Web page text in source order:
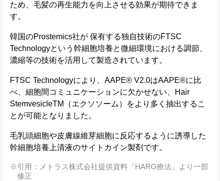
ため、毛髪の再生能力を向上させる効果が期待できま
す。
韓国のProstemics社が 保有する独自技術のFTSC
Technologyという幹細胞培養と微細環境における調節、
濃縮等の技術を活用して製造されています。
FTSC Technologyにより、AAPE® V2.0はAAPE®に比
べ、細胞間コミュニケーションに欠かせない、Hair
StemvesicleTM（エクソソーム）をより多く抽出するこ
とが可能となりました。
毛乳頭細胞や皮膚線維芽細胞に反応するように誘導した
幹細胞培養上清液のサイトカイン製剤です。
引用：メトラス株式会社提供資料「HARG療法」より一部
修正